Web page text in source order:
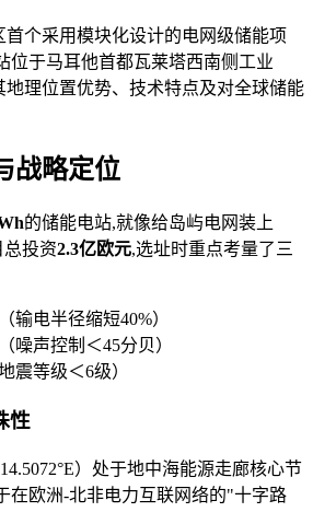
首个采用模块化设计的电网级储能项
位于马耳他首都瓦莱塔西南侧工业
地理位置优势、技术特点及对全球储能
战略定位
的储能电站,就像给岛屿电网装上
投资2.3亿欧元,选址时重点考量了三
输电半径缩短40%）
噪声控制＜45分贝）
震等级＜6级）
性
）处于地中海能源走廊核心节
在欧洲-北非电力互联网络的"十字路